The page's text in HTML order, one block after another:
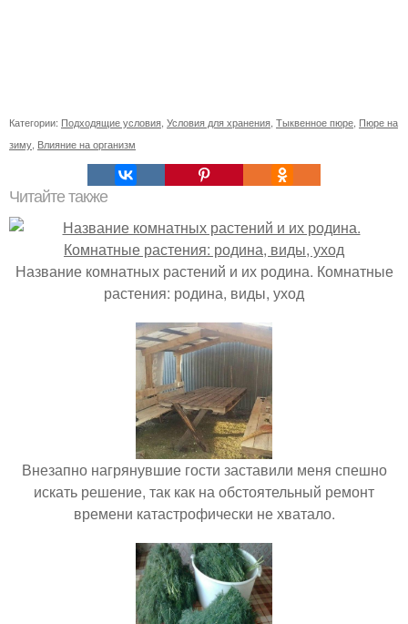
Категории: Подходящие условия Условия для хранения Тыквенное пюре Пюре на
зиму Влияние на организм
Читайте также
Название комнатных растений и их родина. Комнатные
растения: родина, виды, уход
Внезапно нагрянувшие гости заставили меня спешно
искать решение, так как на обстоятельный ремонт
времени катастрофически не хватало.